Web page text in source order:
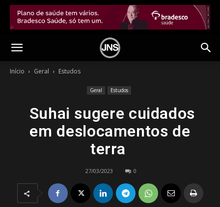
Início Geral Estudos
Geral Estudos
Suhai sugere cuidados
em deslocamentos de
terra
27/03/2023 0